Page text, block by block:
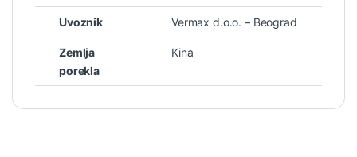
Uvoznik Vermax d.o.o. – Beograd
Zemlja
porekla
Kina